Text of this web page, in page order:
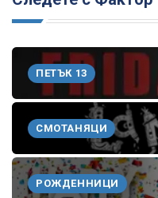
ПЕТЪК 13
СМОТАНЯЦИ
РОЖДЕННИЦИ